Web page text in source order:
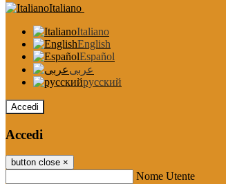
Italiano
Italiano
English
Español
عربى
русский
Accedi
Accedi
button close ×
Nome Utente